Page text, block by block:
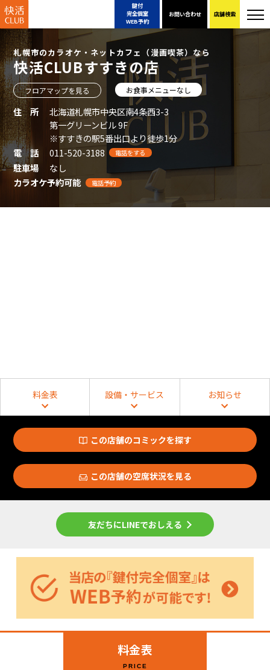
鍵付
完全個室
WEB予約
お問い合わせ 店舗検索
札幌市のカラオケ・ネットカフェ（漫画喫茶）なら
快活CLUBすすきの店
フロアマップを見る お食事メニューなし
住 所
北海道札幌市中央区南4条西3-3
第一グリーンビル 9F
※すすきの駅5番出口より徒歩1分
電 話
011-520-3188 電話をする
駐車場
なし
カラオケ予約可能
電話予約
料金表 設備・サービス お知らせ
この店舗のコミックを探す
この店舗の空席状況を見る
友だちにLINEでおしえる
料金表
PRICE